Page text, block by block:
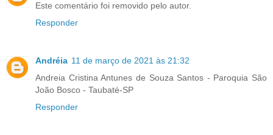
Este comentário foi removido pelo autor.
Responder
Andréia 11 de março de 2021 às 21:32
Andreia Cristina Antunes de Souza Santos - Paroquia São
João Bosco - Taubaté-SP
Responder